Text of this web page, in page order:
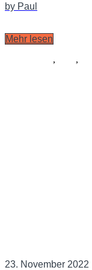
by Paul
Mehr lesen
, ,
23. November 2022